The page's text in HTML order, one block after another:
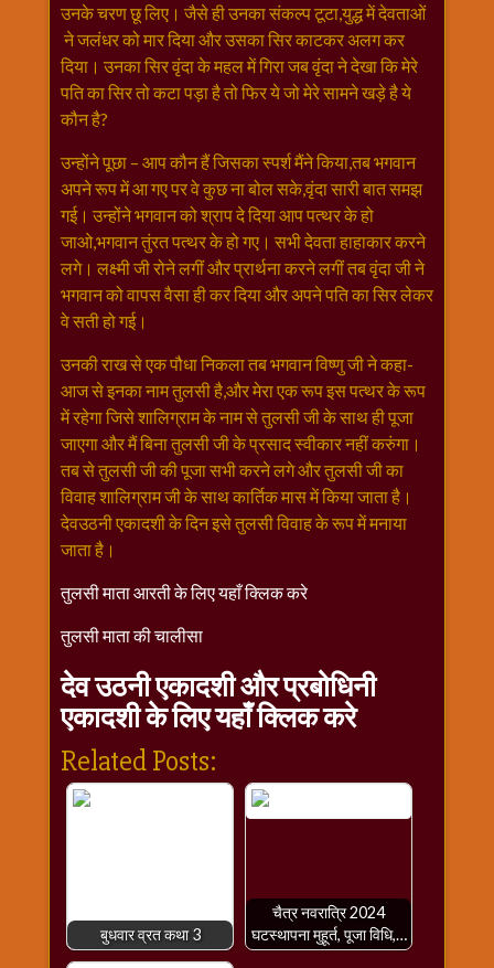
विशेष
हनुमान
होली
उनके चरण छू लिए। जैसे ही उनका संकल्प टूटा,युद्ध में देवताओं
ने जलंधर को मार दिया और उसका सिर काटकर अलग कर
दिया। उनका सिर वृंदा के महल में गिरा जब वृंदा ने देखा कि मेरे
पति का सिर तो कटा पड़ा है तो फिर ये जो मेरे सामने खड़े है ये
कौन है?
उन्होंने पूछा – आप कौन हैं जिसका स्पर्श मैंने किया,तब भगवान
अपने रूप में आ गए पर वे कुछ ना बोल सके,वृंदा सारी बात समझ
गई। उन्होंने भगवान को श्राप दे दिया आप पत्थर के हो
जाओ,भगवान तुंरत पत्थर के हो गए। सभी देवता हाहाकार करने
लगे। लक्ष्मी जी रोने लगीं और प्रार्थना करने लगीं तब वृंदा जी ने
भगवान को वापस वैसा ही कर दिया और अपने पति का सिर लेकर
वे सती हो गई।
उनकी राख से एक पौधा निकला तब भगवान विष्णु जी ने कहा-
आज से इनका नाम तुलसी है,और मेरा एक रूप इस पत्थर के रूप
में रहेगा जिसे शालिग्राम के नाम से तुलसी जी के साथ ही पूजा
जाएगा और मैं बिना तुलसी जी के प्रसाद स्वीकार नहीं करुंगा।
तब से तुलसी जी की पूजा सभी करने लगे और तुलसी जी का
विवाह शालिग्राम जी के साथ कार्तिक मास में किया जाता है।
देवउठनी एकादशी के दिन इसे तुलसी विवाह के रूप में मनाया
जाता है।
तुलसी माता आरती के लिए यहाँ क्लिक करे
तुलसी माता की चालीसा
देव उठनी एकादशी और प्रबोधिनी
एकादशी के लिए यहाँ क्लिक करे
Related Posts:
बुधवार व्रत कथा 3
चैत्र नवरात्रि 2024
घटस्थापना मुहूर्त, पूजा विधि,…